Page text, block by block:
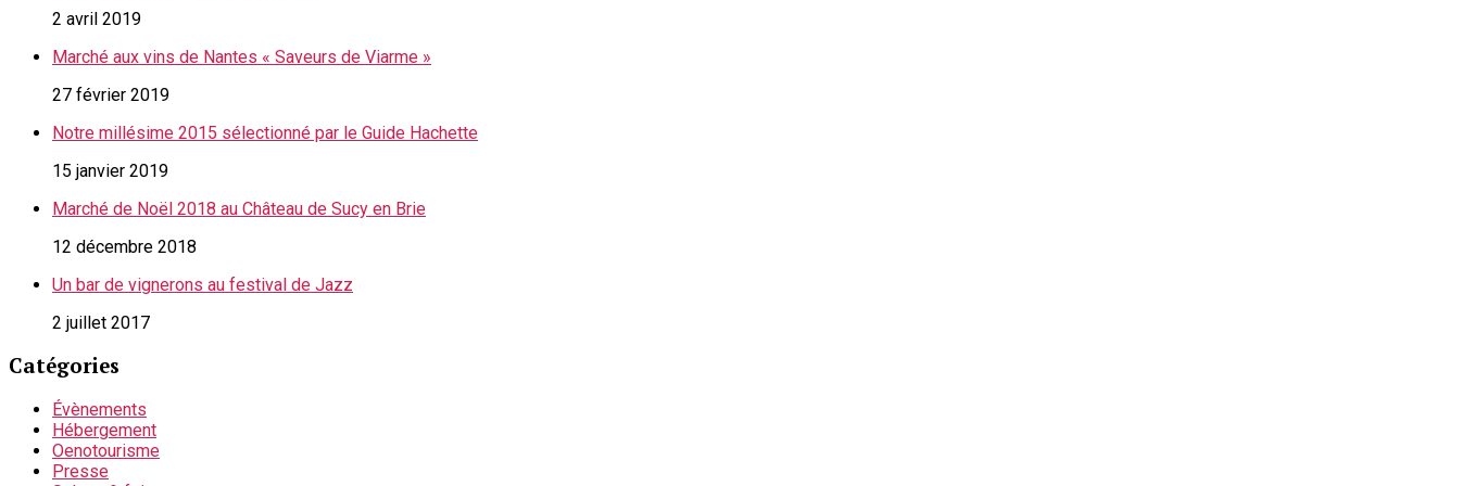
2 avril 2019
Marché aux vins de Nantes « Saveurs de Viarme »
27 février 2019
Notre millésime 2015 sélectionné par le Guide Hachette
15 janvier 2019
Marché de Noël 2018 au Château de Sucy en Brie
12 décembre 2018
Un bar de vignerons au festival de Jazz
2 juillet 2017
Catégories
Évènements
Hébergement
Oenotourisme
Presse